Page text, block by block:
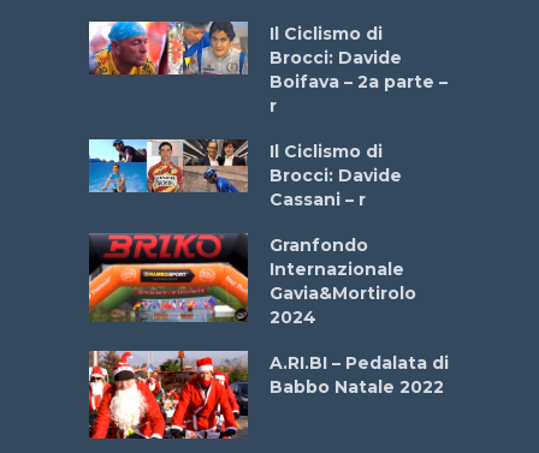
Il Ciclismo di
Brocci: Davide
Boifava – 2a parte –
r
Il Ciclismo di
Brocci: Davide
Cassani – r
Granfondo
Internazionale
Gavia&Mortirolo
2024
A.RI.BI – Pedalata di
Babbo Natale 2022